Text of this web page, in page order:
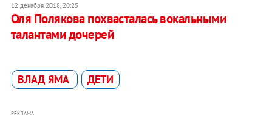
12 декабря 2018, 20:25
Оля Полякова похвасталась вокальными
талантами дочерей
ВЛАД ЯМА ДЕТИ
РЕКЛАМА